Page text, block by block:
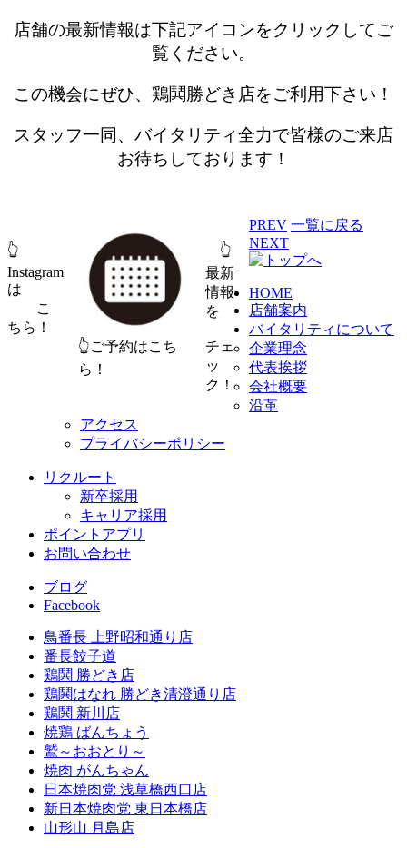
店舗の最新情報は下記アイコンをクリックしてご
覧ください。
この機会にぜひ、鶏鬨勝どき店をご利用下さい！
スタッフ一同、バイタリティ全力で皆様のご来店
お待ちしております！
👆
Instagram
は
こ
ちら！
👆ご予約はこち
ら！
👆
最新
情報
を
チェ
ッ
ク！
PREV 一覧に戻る
NEXT
HOME
店舗案内
バイタリティについて
企業理念
代表挨拶
会社概要
沿革
アクセス
プライバシーポリシー
リクルート
新卒採用
キャリア採用
ポイントアプリ
お問い合わせ
ブログ
Facebook
鳥番長 上野昭和通り店
番長餃子道
鶏鬨 勝どき店
鶏鬨はなれ 勝どき清澄通り店
鶏鬨 新川店
焼鶏 ばんちょう
鷲～おおとり～
焼肉 がんちゃん
日本焼肉党 浅草橋西口店
新日本焼肉党 東日本橋店
山形山 月島店